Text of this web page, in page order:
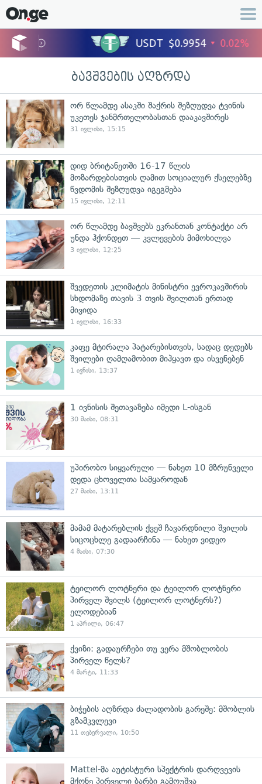
ბავშვების აღზრდა
ორ წლამდე ასაკში შაქრის შეზღუდვა ტვინის
უკეთეს ჯანმრთელობასთან დააკავშირეს
31 ივლისი, 15:15
დიდ ბრიტანეთში 16-17 წლის
მოზარდებისთვის ღამით სოციალურ ქსელებზე
წვდომის შეზღუდვა იგეგმება
15 ივლისი, 12:11
ორ წლამდე ბავშვებს ეკრანთან კონტაქტი არ
უნდა ჰქონდეთ — კვლევების მიმოხილვა
3 ივლისი, 12:25
შვედეთის კლიმატის მინისტრი ევროკავშირის
სხდომაზე თავის 3 თვის შვილთან ერთად
მივიდა
1 ივლისი, 16:33
კაფე მტირალა პატარებისთვის, სადაც დედებს
შვილები ღამღამობით მიჰყავთ და ისვენებენ
1 ივნისი, 13:37
1 ივნისის შეთავაზება იმედი L-ისგან
30 მაისი, 08:31
უპირობო სიყვარული — ნახეთ 10 მზრუნველი
დედა ცხოველთა სამყაროდან
27 მაისი, 13:11
მამამ მატარებლის ქვეშ ჩავარდნილი შვილის
სიცოცხლე გადაარჩინა — ნახეთ ვიდეო
4 მაისი, 07:30
ტეილორ ლოტნერი და ტეილორ ლოტნერი
პირველ შვილს (ტეილორ ლოტნერს?)
ელოდებიან
1 აპრილი, 06:47
ქვიზი: გადაურჩები თუ ვერა მშობლობის
პირველ წელს?
4 მარტი, 11:33
ბიჭების აღზრდა ძალადობის გარეშე: მშობლის
გზამკვლევი
11 თებერვალი, 10:50
Mattel-მა აუტისტური სპექტრის დარღვევის
მქონე პირველი ბარბი გამოუშვა